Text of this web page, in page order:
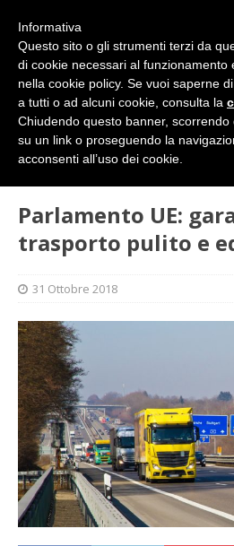
L'ALTRA PAGINA
trasporto pulito e equo
Parlamento UE:
trasporto pulito e
31 Ottobre 2018
Informativa
Questo sito o gli strumenti terzi da
di cookie necessari al funzionamento
nella cookie policy. Se vuoi saperne
a tutti o ad alcuni cookie, consulta la
Chiudendo questo banner,
su un link o proseguendo la
acconsenti all’uso dei cookie.